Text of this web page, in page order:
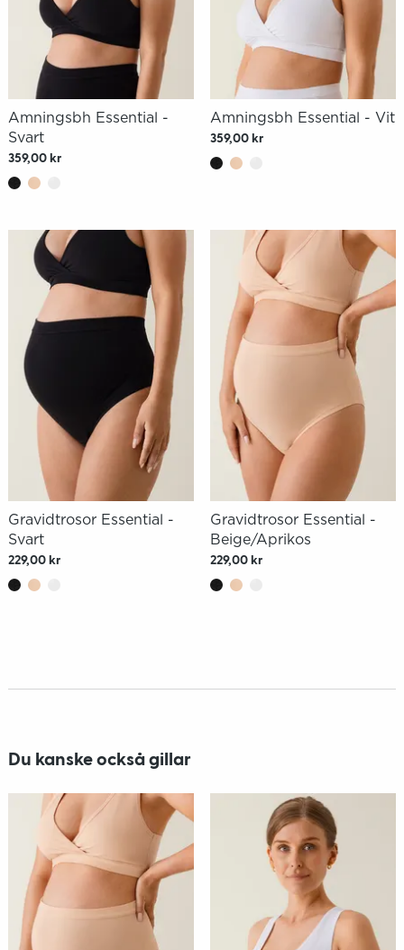
Amningsbh Essential -
Svart
359,00 kr
Amningsbh Essential - Vit
359,00 kr
Gravidtrosor Essential -
Svart
229,00 kr
Gravidtrosor Essential -
Beige/Aprikos
229,00 kr
Du kanske också gillar